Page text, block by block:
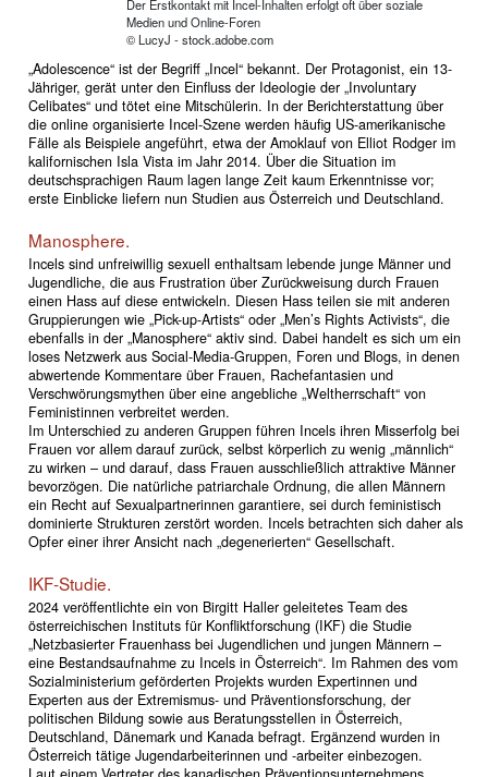
Der Erstkontakt mit Incel-Inhalten erfolgt oft über soziale
Medien und Online-Foren
© LucyJ - stock.adobe.com
„Adolescence“ ist der Begriff „Incel“ bekannt. Der Protagonist, ein 13-
Jähriger, gerät unter den Einfluss der Ideologie der „Involuntary
Celibates“ und tötet eine Mitschülerin. In der Berichterstattung über
die online organisierte Incel-Szene werden häufig US-amerikanische
Fälle als Beispiele angeführt, etwa der Amoklauf von Elliot Rodger im
kalifornischen Isla Vista im Jahr 2014. Über die Situation im
deutschsprachigen Raum lagen lange Zeit kaum Erkenntnisse vor;
erste Einblicke liefern nun Studien aus Österreich und Deutschland.
Manosphere.
Incels sind unfreiwillig sexuell enthaltsam lebende junge Männer und
Jugendliche, die aus Frustration über Zurückweisung durch Frauen
einen Hass auf diese entwickeln. Diesen Hass teilen sie mit anderen
Gruppierungen wie „Pick-up-Artists“ oder „Men’s Rights Activists“, die
ebenfalls in der „Manosphere“ aktiv sind. Dabei handelt es sich um ein
loses Netzwerk aus Social-Media-Gruppen, Foren und Blogs, in denen
abwertende Kommentare über Frauen, Rachefantasien und
Verschwörungsmythen über eine angebliche „Weltherrschaft“ von
Feministinnen verbreitet werden.
Im Unterschied zu anderen Gruppen führen Incels ihren Misserfolg bei
Frauen vor allem darauf zurück, selbst körperlich zu wenig „männlich“
zu wirken – und darauf, dass Frauen ausschließlich attraktive Männer
bevorzögen. Die natürliche patriarchale Ordnung, die allen Männern
ein Recht auf Sexualpartnerinnen garantiere, sei durch feministisch
dominierte Strukturen zerstört worden. Incels betrachten sich daher als
Opfer einer ihrer Ansicht nach „degenerierten“ Gesellschaft.
IKF-Studie.
2024 veröffentlichte ein von Birgitt Haller geleitetes Team des
österreichischen Instituts für Konfliktforschung (IKF) die Studie
„Netzbasierter Frauenhass bei Jugendlichen und jungen Männern –
eine Bestandsaufnahme zu Incels in Österreich“. Im Rahmen des vom
Sozialministerium geförderten Projekts wurden Expertinnen und
Experten aus der Extremismus- und Präventionsforschung, der
politischen Bildung sowie aus Beratungsstellen in Österreich,
Deutschland, Dänemark und Kanada befragt. Ergänzend wurden in
Österreich tätige Jugendarbeiterinnen und -arbeiter einbezogen.